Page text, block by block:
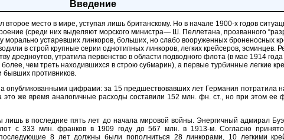
Введение
место в мире, уступая лишь британскому. Но в начале 1900-х годов
(среди них выделяют морского министра— Ш. Пеллетана, прозванного
морально устаревших линкоров, больших, но слабо вооруженных броненосных
в строй крупные серии однотипных линкоров, легких крейсеров, эсминцев.
дредноутов, утратила первенство в области подводного флота (в мае 1914
чем треть находившихся в строю субмарин), а первые турбинные легкие
бывших противников.
опубликованными цифрами: за 15 предшествовавших лет Германия
же время аналогичные расходы составили 152 млн. фн. ст., но при этом ее
в последние пять лет до начала мировой войны. Энергичный адмирал
с 333 млн. франков в 1909 году до 567 млн. в 1913-м. Согласно
8 лет должны были пополниться 28 линкорами, 10 легкими